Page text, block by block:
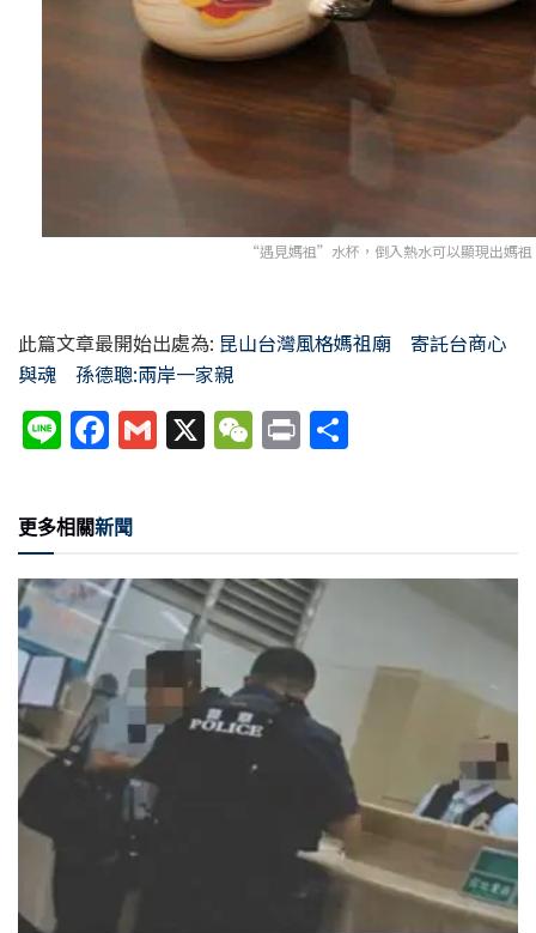
“遇見媽祖”水杯，倒入熱水可以顯現出媽
此篇文章最開始出處為: 昆山台灣風格媽祖廟 寄託台商心
與魂 孫德聰:兩岸一家親
Li
n
e
F
a
c
e
b
o
o
k
G
m
X W
e
at
P
ri
更多相關新聞